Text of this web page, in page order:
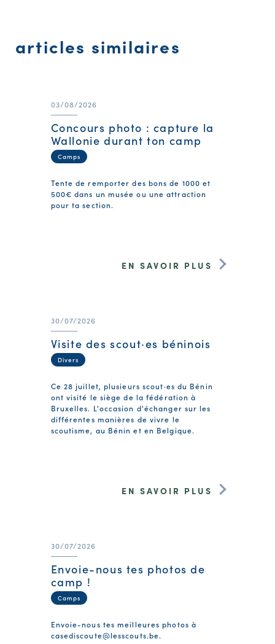
articles similaires
03/08/2026
Concours photo : capture la
Wallonie durant ton camp
Camps
Tente de remporter des bons de 1000 et
500€ dans un musée ou une attraction
pour ta section.
EN SAVOIR PLUS
30/07/2026
Visite des scout·es béninois
Divers
Ce 28 juillet, plusieurs scout·es du Bénin
ont visité le siège de la fédération à
Bruxelles. L'occasion d'échanger sur les
différentes manières de vivre le
scoutisme, au Bénin et en Belgique.
EN SAVOIR PLUS
30/07/2026
Envoie-nous tes photos de
camp !
Camps
Envoie-nous tes meilleures photos à
casediscoute@lesscouts.be.